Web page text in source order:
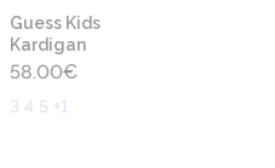
Guess Kids
Kardigan
58.00€
3 4 5 +1